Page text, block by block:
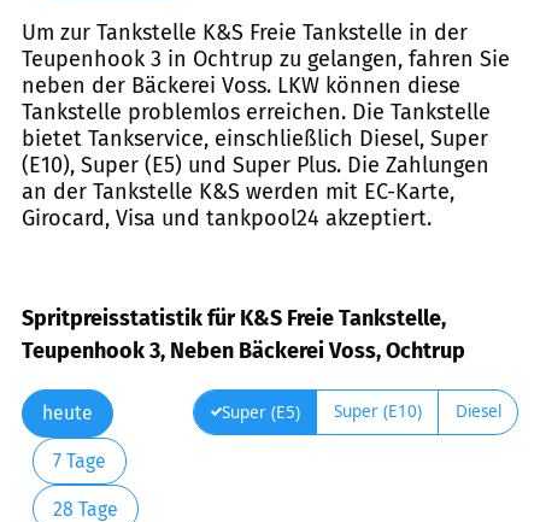
Um zur Tankstelle K&S Freie Tankstelle in der
Teupenhook 3 in Ochtrup zu gelangen, fahren Sie
neben der Bäckerei Voss. LKW können diese
Tankstelle problemlos erreichen. Die Tankstelle
bietet Tankservice, einschließlich Diesel, Super
(E10), Super (E5) und Super Plus. Die Zahlungen
an der Tankstelle K&S werden mit EC-Karte,
Girocard, Visa und tankpool24 akzeptiert.
Spritpreisstatistik für K&S Freie Tankstelle,
Teupenhook 3, Neben Bäckerei Voss, Ochtrup
heute
7 Tage
28 Tage
Super (E5) Super (E10) Diesel